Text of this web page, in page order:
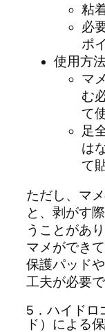
粘
必
ポ
使用方
マ
む
て
足
は
て
ただし、マ
と、剥がす
うことがあり
マメができ
保護パッド
工夫が必要で
5．ハイドロ
ド）による